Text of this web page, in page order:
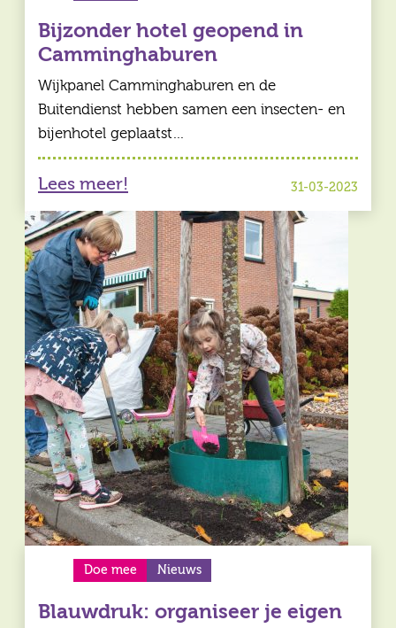
Bijzonder hotel geopend in
Camminghaburen
Wijkpanel Camminghaburen en de
Buitendienst hebben samen een insecten- en
bijenhotel geplaatst…
Lees meer! 31-03-2023
Doe mee Nieuws
Blauwdruk: organiseer je eigen